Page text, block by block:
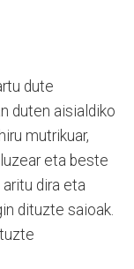
dute
duten aisialdiko
mutrikuar,
eta beste
dira eta
dituzte saioak.